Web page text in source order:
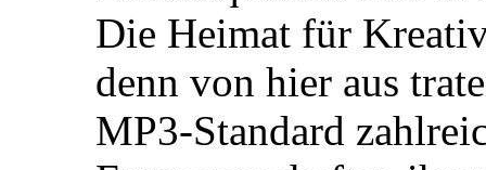
Die Heimat für
denn von hier aus
MP3-Standard